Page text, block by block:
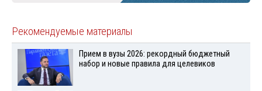
Рекомендуемые материалы
Прием в вузы 2026: рекордный бюджетный
набор и новые правила для целевиков